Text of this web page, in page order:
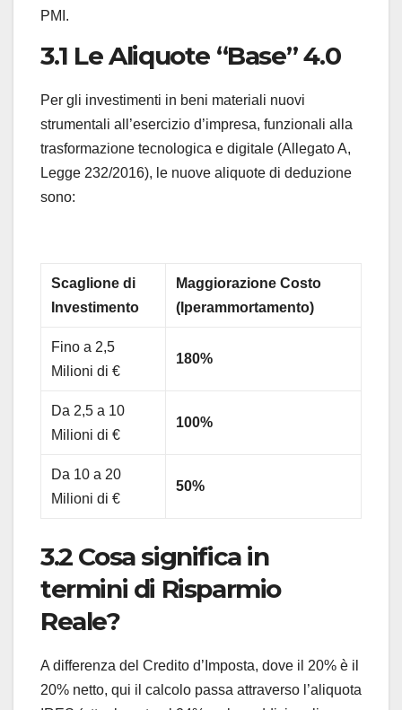
PMI.
3.1 Le Aliquote “Base” 4.0
Per gli investimenti in beni materiali nuovi
strumentali all’esercizio d’impresa, funzionali alla
trasformazione tecnologica e digitale (Allegato A,
Legge 232/2016), le nuove aliquote di deduzione
sono:
Scaglione di
Investimento
Maggiorazione Costo
(Iperammortamento)
Fino a 2,5
Milioni di €
180%
Da 2,5 a 10
Milioni di €
100%
Da 10 a 20
Milioni di €
50%
3.2 Cosa significa in
termini di Risparmio
Reale?
A differenza del Credito d’Imposta, dove il 20% è il
20% netto, qui il calcolo passa attraverso l’aliquota